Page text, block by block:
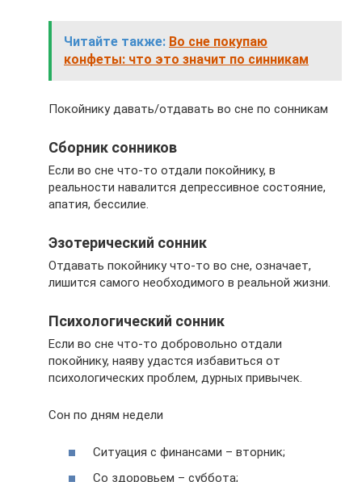
Читайте также: Во сне покупаю
конфеты: что это значит по синникам
Покойнику давать/отдавать во сне по сонникам
Сборник сонников
Если во сне что-то отдали покойнику, в
реальности навалится депрессивное состояние,
апатия, бессилие.
Эзотерический сонник
Отдавать покойнику что-то во сне, означает,
лишится самого необходимого в реальной жизни.
Психологический сонник
Если во сне что-то добровольно отдали
покойнику, наяву удастся избавиться от
психологических проблем, дурных привычек.
Сон по дням недели
Ситуация с финансами – вторник;
Со здоровьем – суббота;